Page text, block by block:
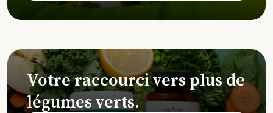
Votre raccourci vers plus de
légumes verts.